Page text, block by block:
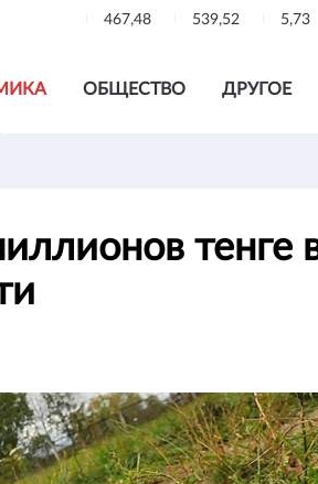
467,48 539,52 5,73
ОБЩЕСТВО ДРУГОЕ
тенге